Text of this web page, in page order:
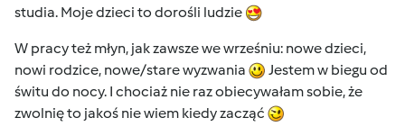
studia. Moje dzieci to dorośli ludzie
W pracy też młyn, jak zawsze we wrześniu: nowe dzieci,
nowi rodzice, nowe/stare wyzwania
Jestem w biegu od
świtu do nocy. I chociaż nie raz obiecywałam sobie, że
zwolnię to jakoś nie wiem kiedy zacząć